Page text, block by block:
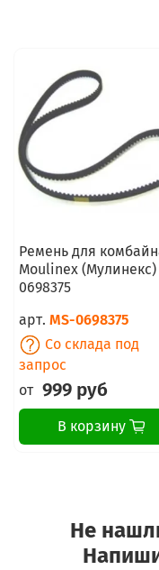
Ремень для
Moulinex (Мулинекс)
0698375
арт. MS-0698375
Со склада под
запрос
от 999 руб
В корзину
Не